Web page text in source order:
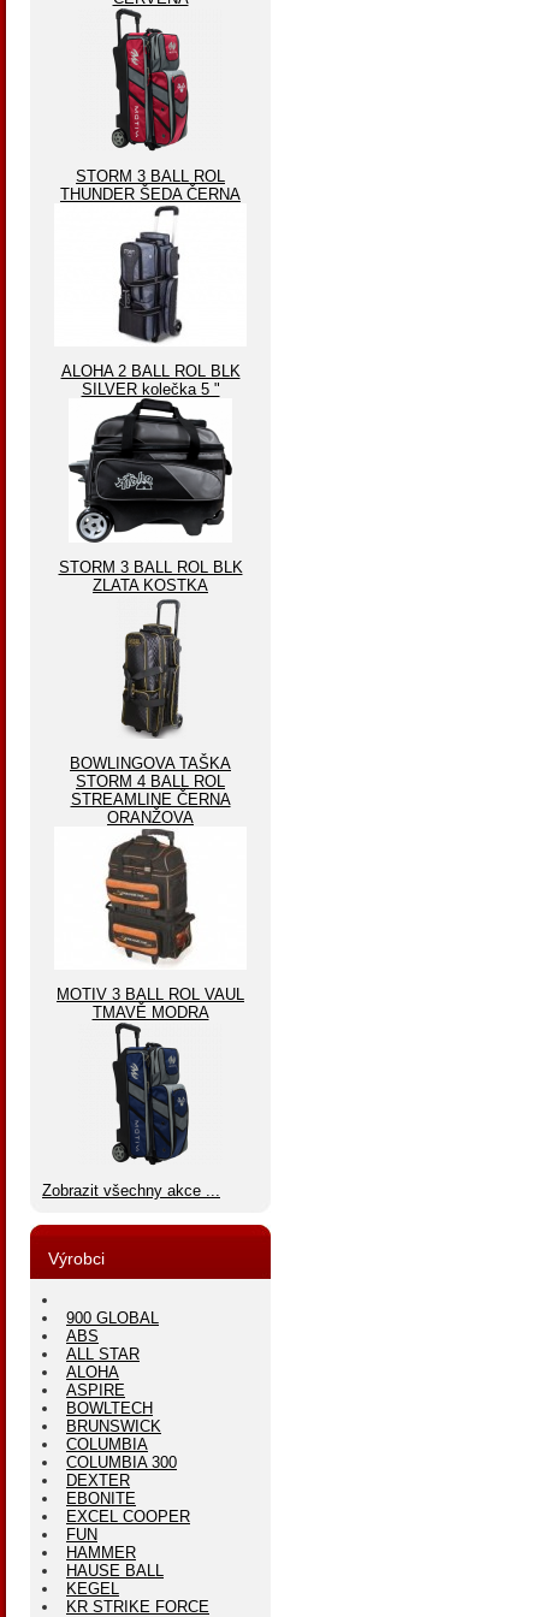
STORM 3 BALL ROL
THUNDER ŠEDA ČERNA
ALOHA 2 BALL ROL BLK
SILVER kolečka 5 "
STORM 3 BALL ROL BLK
ZLATA KOSTKA
BOWLINGOVA TAŠKA
STORM 4 BALL ROL
STREAMLINE ČERNA
ORANŽOVA
MOTIV 3 BALL ROL VAUL
TMAVĚ MODRA
Zobrazit všechny akce ...
Výrobci
900 GLOBAL
ABS
ALL STAR
ALOHA
ASPIRE
BOWLTECH
BRUNSWICK
COLUMBIA
COLUMBIA 300
DEXTER
EBONITE
EXCEL COOPER
FUN
HAMMER
HAUSE BALL
KEGEL
KR STRIKE FORCE